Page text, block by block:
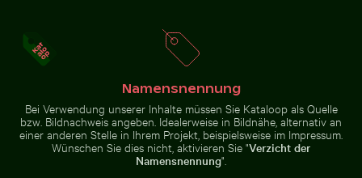
Kos
Schöne
Sonnenuntergangswolken
mit orangefarbenen Tönen
Mandarinenten
im
Schlossgarten
Charlottenburg,
Pinke Lilie in
prunkvollem
Goldrahmen
Luftaufnahme des Dorfes Mandraki auf der Insel
Gemeiner Mynavogel auf
Namensnennung
Bei Verwendung unserer Inhalte müssen Sie Kataloop als Quelle
bzw. Bildnachweis angeben. Idealerweise in Bildnähe, alternativ an
einer anderen Stelle in Ihrem Projekt, beispielsweise im Impressum.
Wünschen Sie dies nicht, aktivieren Sie "Verzicht der
Namensnennung".